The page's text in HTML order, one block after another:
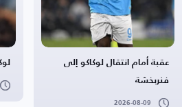
عقبة أمام انتقال لوكاكو إلى
فنربخشة
2026-08-09